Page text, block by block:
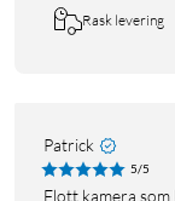
Rask levering
Patrick
5/5
Flott kamera som kan plasseres hvor som helst, bare sett inn